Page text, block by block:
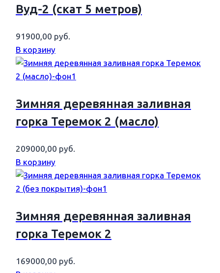
Вуд-2 (скат 5 метров)
91900,00 руб.
В корзину
Зимняя деревянная заливная
горка Теремок 2 (масло)
209000,00 руб.
В корзину
Зимняя деревянная заливная
горка Теремок 2
169000,00 руб.